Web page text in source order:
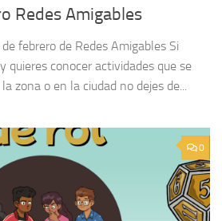
Redes Amigables
febrero de Redes Amigables Si
quieres conocer actividades que se
zona o en la ciudad no dejes de...
0